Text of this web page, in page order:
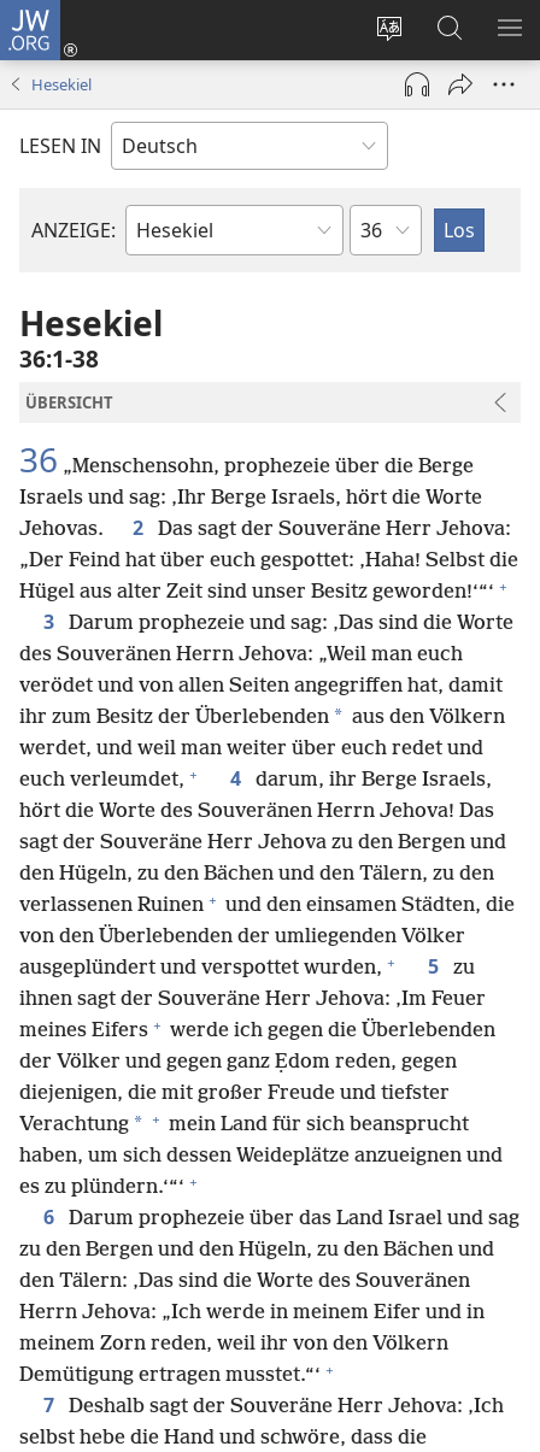
JW.ORG
Websitesprache
ändern
Anmelden
(öffnet
neues
Fenster)
Suche
Hesekiel
LESEN IN
ANZEIGE:
Bibelbuch
Kapitel
Hesekiel
36:1-38
ÜBERSICHT
36 „Menschensohn, prophezeie über die Berge
Israels und sag: ‚Ihr Berge Israels, hört die Worte
Jehovas.
2
Das sagt der Souveräne Herr Jehova:
„Der Feind hat über euch gespottet: ‚Haha! Selbst die
Hügel aus alter Zeit sind unser Besitz geworden!‘“‘ +
3
Darum prophezeie und sag: ‚Das sind die Worte
des Souveränen Herrn Jehova: „Weil man euch
verödet und von allen Seiten angegriffen hat, damit
ihr zum Besitz der Überlebenden * aus den Völkern
werdet, und weil man weiter über euch redet und
euch verleumdet, + 4
darum, ihr Berge Israels,
hört die Worte des Souveränen Herrn Jehova! Das
sagt der Souveräne Herr Jehova zu den Bergen und
den Hügeln, zu den Bächen und den Tälern, zu den
verlassenen Ruinen + und den einsamen Städten, die
von den Überlebenden der umliegenden Völker
ausgeplündert und verspottet wurden, + 5
zu
ihnen sagt der Souveräne Herr Jehova: ‚Im Feuer
meines Eifers + werde ich gegen die Überlebenden
der Völker und gegen ganz Ẹdom reden, gegen
diejenigen, die mit großer Freude und tiefster
Verachtung * + mein Land für sich beansprucht
haben, um sich dessen Weideplätze anzueignen und
es zu plündern.‘“‘ +
6
Darum prophezeie über das Land Israel und sag
zu den Bergen und den Hügeln, zu den Bächen und
den Tälern: ‚Das sind die Worte des Souveränen
Herrn Jehova: „Ich werde in meinem Eifer und in
meinem Zorn reden, weil ihr von den Völkern
Demütigung ertragen musstet.“‘ +
7
Deshalb sagt der Souveräne Herr Jehova: ‚Ich
selbst hebe die Hand und schwöre, dass die